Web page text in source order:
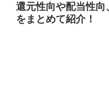
還元性向や配当性
をまとめて紹介！